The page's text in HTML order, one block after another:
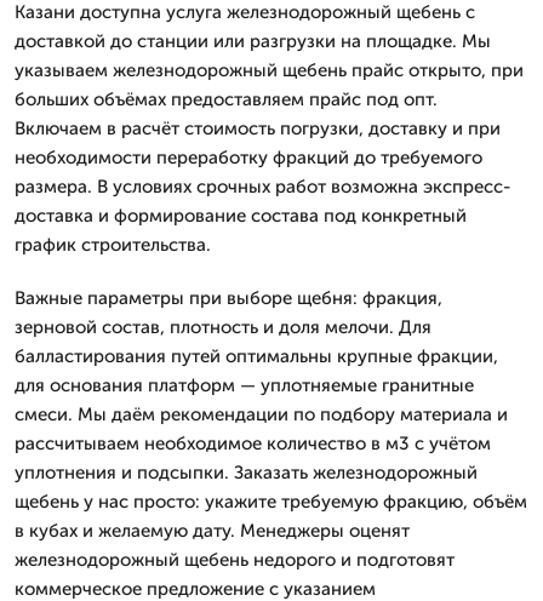
Казани доступна услуга железнодорожный щебень с
доставкой до станции или разгрузки на площадке. Мы
указываем железнодорожный щебень прайс открыто, при
больших объёмах предоставляем прайс под опт.
Включаем в расчёт стоимость погрузки, доставку и при
необходимости переработку фракций до требуемого
размера. В условиях срочных работ возможна экспресс-
доставка и формирование состава под конкретный
график строительства.
Важные параметры при выборе щебня: фракция,
зерновой состав, плотность и доля мелочи. Для
балластирования путей оптимальны крупные фракции,
для основания платформ — уплотняемые гранитные
смеси. Мы даём рекомендации по подбору материала и
рассчитываем необходимое количество в м3 с учётом
уплотнения и подсыпки. Заказать железнодорожный
щебень у нас просто: укажите требуемую фракцию, объём
в кубах и желаемую дату. Менеджеры оценят
железнодорожный щебень недорого и подготовят
коммерческое предложение с указанием